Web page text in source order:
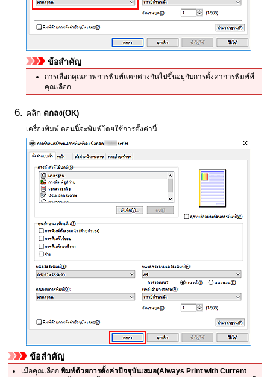
ข้อสำคัญ
การเลือกคุณภาพการพิมพ์แตกต่างกันไปขึ้นอยู่กับการตั้งค่าการพิมพ์ที่
คุณเลือก
คลิก ตกลง(OK)
เครื่องพิมพ์ ตอนนี้จะพิมพ์โดยใช้การตั้งค่านี้
ข้อสำคัญ
เมื่อคุณเลือกพิมพ์ด้วยการตั้งค่าปัจจุบันเสมอ(Always Print with Current